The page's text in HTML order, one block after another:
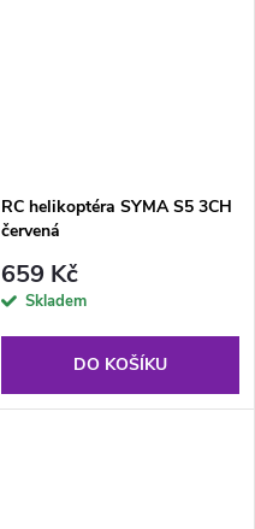
RC helikoptéra SYMA S5 3CH
červená
659 Kč
Skladem
DO KOŠÍKU